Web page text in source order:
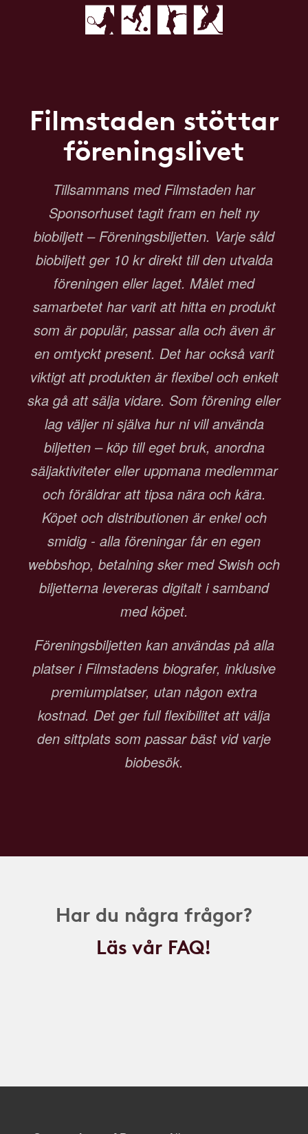
Filmstaden stöttar
föreningslivet
Tillsammans med Filmstaden har
Sponsorhuset tagit fram en helt ny
biobiljett – Föreningsbiljetten. Varje såld
biobiljett ger 10 kr direkt till den utvalda
föreningen eller laget. Målet med
samarbetet har varit att hitta en produkt
som är populär, passar alla och även är
en omtyckt present. Det har också varit
viktigt att produkten är flexibel och enkelt
ska gå att sälja vidare. Som förening eller
lag väljer ni själva hur ni vill använda
biljetten – köp till eget bruk, anordna
säljaktiviteter eller uppmana medlemmar
och föräldrar att tipsa nära och kära.
Köpet och distributionen är enkel och
smidig - alla föreningar får en egen
webbshop, betalning sker med Swish och
biljetterna levereras digitalt i samband
med köpet.
Föreningsbiljetten kan användas på alla
platser i Filmstadens biografer, inklusive
premiumplatser, utan någon extra
kostnad. Det ger full flexibilitet att välja
den sittplats som passar bäst vid varje
biobesök.
Har du några frågor?
Läs vår FAQ!